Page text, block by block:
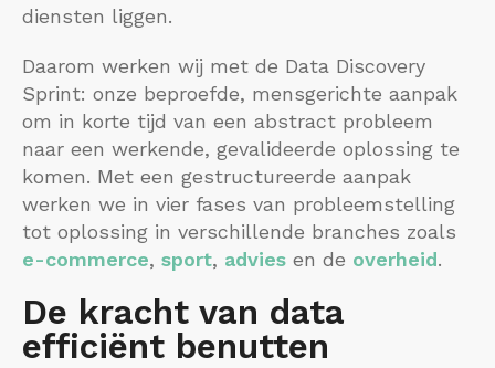
diensten liggen.
Daarom werken wij met de Data Discovery
Sprint: onze beproefde, mensgerichte aanpak
om in korte tijd van een abstract probleem
naar een werkende, gevalideerde oplossing te
komen. Met een gestructureerde aanpak
werken we in vier fases van probleemstelling
tot oplossing in verschillende branches zoals
e-commerce, sport, advies en de overheid.
De kracht van data
efficiënt benutten